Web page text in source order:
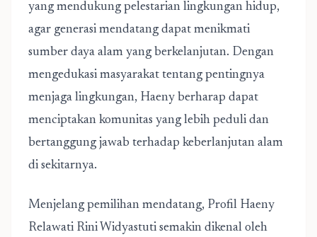
yang mendukung pelestarian lingkungan hidup,
agar generasi mendatang dapat menikmati
sumber daya alam yang berkelanjutan. Dengan
mengedukasi masyarakat tentang pentingnya
menjaga lingkungan, Haeny berharap dapat
menciptakan komunitas yang lebih peduli dan
bertanggung jawab terhadap keberlanjutan alam
di sekitarnya.
Menjelang pemilihan mendatang, Profil Haeny
Relawati Rini Widyastuti semakin dikenal oleh